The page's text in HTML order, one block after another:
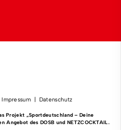
Impressum | Datenschutz
Projekt „Sportdeutschland – Deine
Angebot des DOSB und NETZCOCKTAIL.